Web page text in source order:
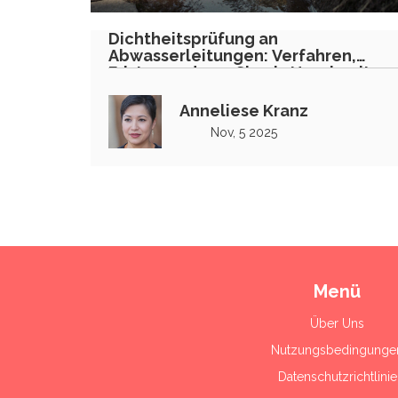
Dichtheitsprüfung an
Abwasserleitungen: Verfahren,
Fristen und was Sie als Hausbesitzer
Anneliese Kranz
Nov, 5 2025
Menü
Über Uns
Datenschutzrichtlinie